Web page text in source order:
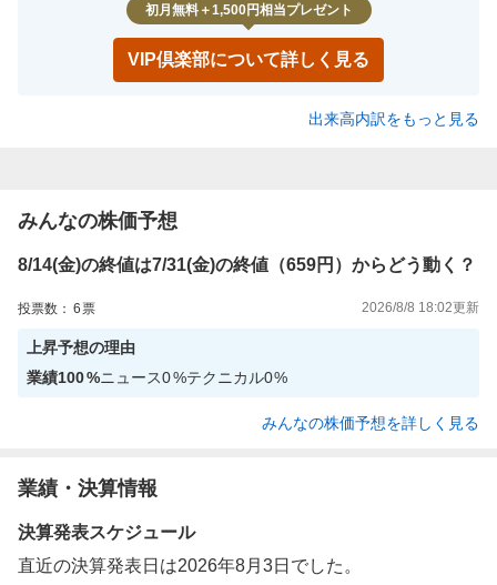
初月無料＋1,500円相当プレゼント
VIP倶楽部について詳しく見る
出来高内訳をもっと見る
みんなの株価予想
8/14(金)の終値は7/31(金)の終値（659円）からどう動く？
投票数： 6票 2026/8/8 18:02更新
上昇予想の理由
業績100%ニュース0%テクニカル0%
みんなの株価予想を詳しく見る
業績・決算情報
決算発表スケジュール
直近の決算発表日は2026年8月3日でした。